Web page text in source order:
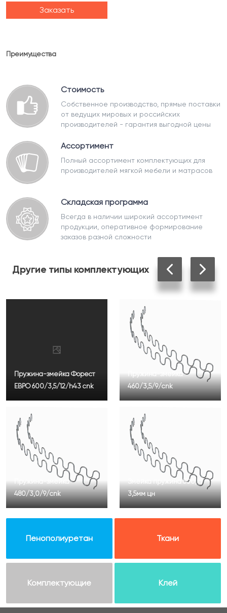
Заказать
Преимущества
Стоимость
Собственное производство, прямые поставки
от ведущих мировых и российских
производителей - гарантия выгодной цены
Ассортимент
Полный ассортимент комплектующих для
производителей мягкой мебели и матрасов
Складская программа
Всегда в наличии широкий ассортимент
продукции, оперативное формирование
заказов разной сложности
Другие типы комплектующих
Пружина-змейка Форест
ЕВРО 600/3,5/12/h43 cnk
Пружина-змейка
480/3,0/9/cnk
Пружина-змейка
460/3,5/9/cnk
Змейка пружина 500, d
3,5мм цн
Пенополиуретан Ткани
Комплектующие Клей